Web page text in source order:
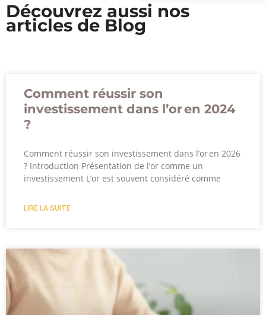
Découvrez aussi nos
articles de Blog
Comment réussir son
investissement dans l’or en 2024
?
Comment réussir son investissement dans l’or en 2026
? Introduction Présentation de l’or comme un
investissement L’or est souvent considéré comme
LIRE LA SUITE